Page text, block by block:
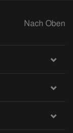
Nach Oben